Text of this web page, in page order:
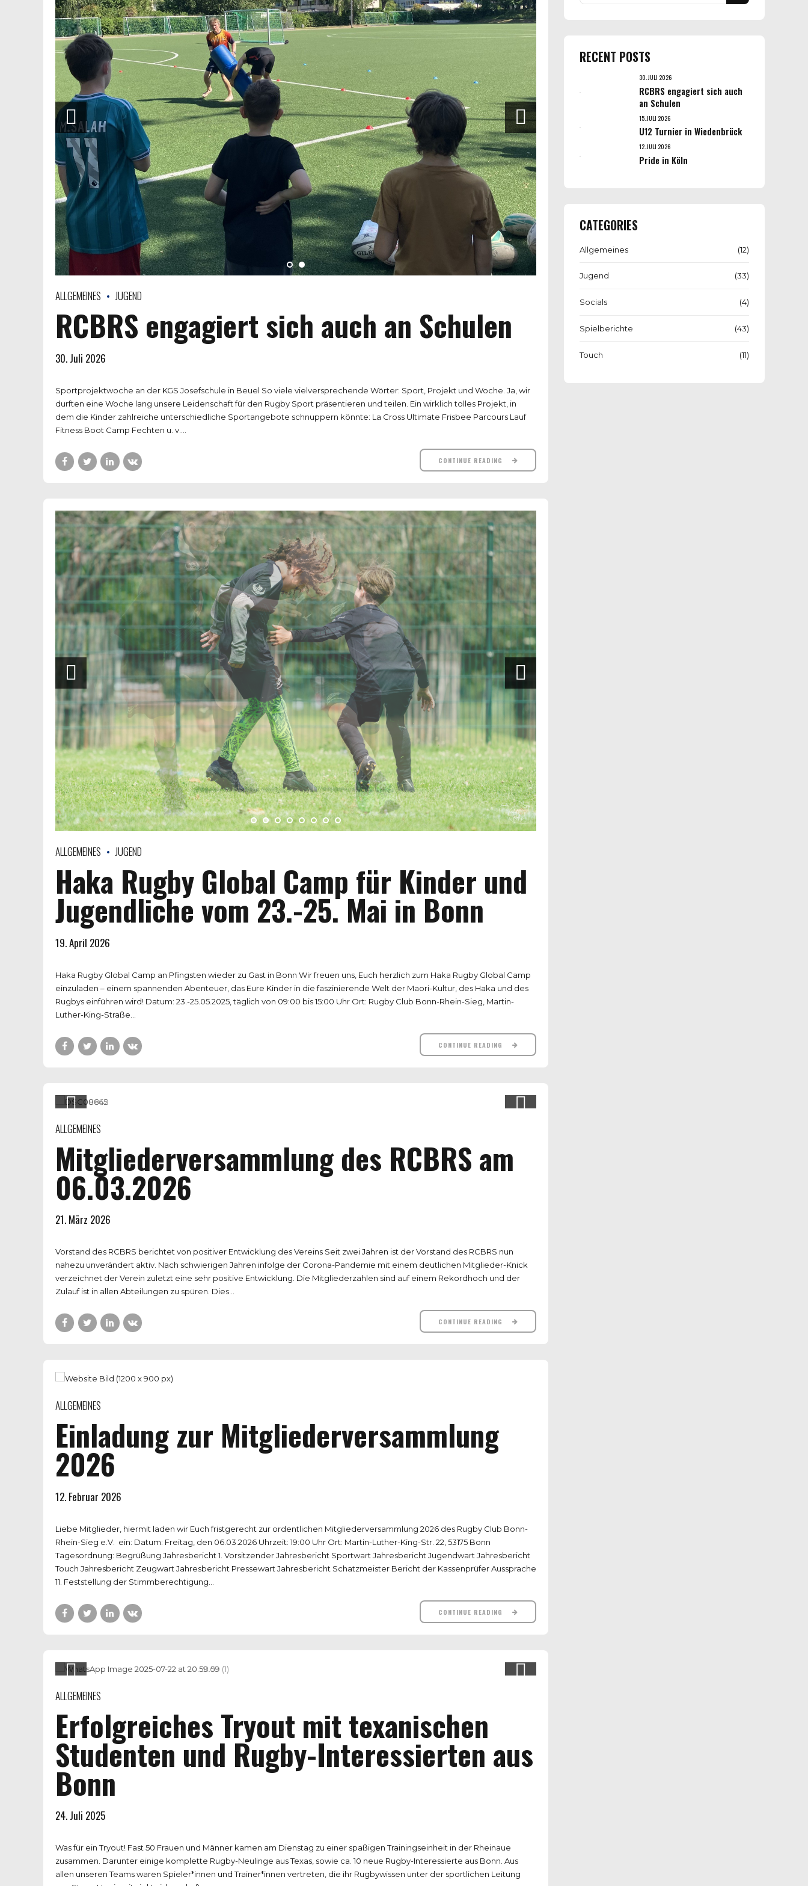
ALLGEMEINES JUGEND
RCBRS engagiert sich auch an Schulen
30. Juli 2026
Sportprojektwoche an der KGS Josefschule in Beuel So viele vielversprechende Wörter: Sport, Projekt und Woche. Ja, wir
durften eine Woche lang unsere Leidenschaft für den Rugby Sport präsentieren und teilen. Ein wirklich tolles Projekt, in
dem die Kinder zahlreiche unterschiedliche Sportangebote schnuppern könnte: La Cross Ultimate Frisbee Parcours Lauf
Fitness Boot Camp Fechten u. v....
CONTINUE READING
ALLGEMEINES JUGEND
Haka Rugby Global Camp für Kinder und
Jugendliche vom 23.-25. Mai in Bonn
19. April 2026
Haka Rugby Global Camp an Pfingsten wieder zu Gast in Bonn Wir freuen uns, Euch herzlich zum Haka Rugby Global Camp
einzuladen – einem spannenden Abenteuer, das Eure Kinder in die faszinierende Welt der Maori-Kultur, des Haka und des
Rugbys einführen wird! Datum: 23.-25.05.2025, täglich von 09:00 bis 15:00 Uhr Ort: Rugby Club Bonn-Rhein-Sieg, Martin-
Luther-King-Straße...
CONTINUE READING
ALLGEMEINES
Mitgliederversammlung des RCBRS am
06.03.2026
21. März 2026
Vorstand des RCBRS berichtet von positiver Entwicklung des Vereins Seit zwei Jahren ist der Vorstand des RCBRS nun
nahezu unverändert aktiv. Nach schwierigen Jahren infolge der Corona-Pandemie mit einem deutlichen Mitglieder-Knick
verzeichnet der Verein zuletzt eine sehr positive Entwicklung. Die Mitgliederzahlen sind auf einem Rekordhoch und der
Zulauf ist in allen Abteilungen zu spüren. Dies...
CONTINUE READING
ALLGEMEINES
Einladung zur Mitgliederversammlung
2026
12. Februar 2026
Liebe Mitglieder, hiermit laden wir Euch fristgerecht zur ordentlichen Mitgliederversammlung 2026 des Rugby Club Bonn-
Rhein-Sieg e.V. ein: Datum: Freitag, den 06.03.2026 Uhrzeit: 19:00 Uhr Ort: Martin-Luther-King-Str. 22, 53175 Bonn
Tagesordnung: Begrüßung Jahresbericht 1. Vorsitzender Jahresbericht Sportwart Jahresbericht Jugendwart Jahresbericht
Touch Jahresbericht Zeugwart Jahresbericht Pressewart Jahresbericht Schatzmeister Bericht der Kassenprüfer Aussprache
11. Feststellung der Stimmberechtigung...
CONTINUE READING
ALLGEMEINES
Erfolgreiches Tryout mit texanischen
Studenten und Rugby-Interessierten aus
Bonn
24. Juli 2025
Was für ein Tryout! Fast 50 Frauen und Männer kamen am Dienstag zu einer spaßigen Trainingseinheit in der Rheinaue
zusammen. Darunter einige komplette Rugby-Neulinge aus Texas, sowie ca. 10 neue Rugby-Interessierte aus Bonn. Aus
allen unseren Teams waren Spieler*innen und Trainer*innen vertreten, die ihr Rugbywissen unter der sportlichen Leitung
RECENT POSTS
30. JULI 2026
RCBRS engagiert sich auch
an Schulen
15. JULI 2026
U12 Turnier in Wiedenbrück
12. JULI 2026
Pride in Köln
CATEGORIES
Allgemeines (12)
Jugend (33)
Socials (4)
Spielberichte (43)
Touch (11)